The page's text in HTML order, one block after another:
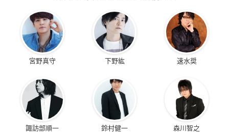
宮野真守 下野紘 速水奨
諏訪部順一 鈴村健一 森川智之